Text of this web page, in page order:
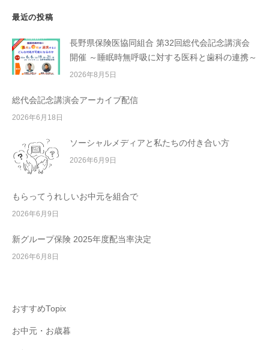
最近の投稿
長野県保険医協同組合 第32回総代会記念講演会
開催 ～睡眠時無呼吸に対する医科と歯科の連携～
2026年8月5日
総代会記念講演会アーカイブ配信
2026年6月18日
ソーシャルメディアと私たちの付き合い方
2026年6月9日
もらってうれしいお中元を組合で
2026年6月9日
新グループ保険 2025年度配当率決定
2026年6月8日
おすすめTopix
お中元・お歳暮